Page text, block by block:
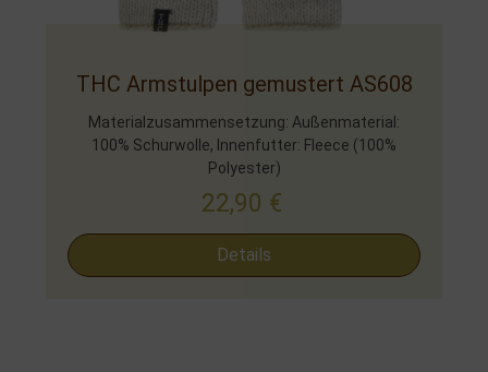
THC Armstulpen gemustert AS608
Materialzusammensetzung: Außenmaterial:
100% Schurwolle, Innenfutter: Fleece (100%
Polyester)
22,90 €
Details